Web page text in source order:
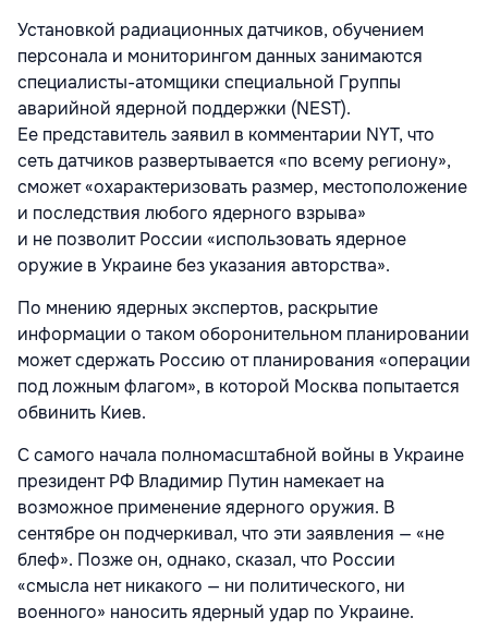
Установкой радиационных датчиков, обучением
персонала и мониторингом данных занимаются
специалисты-атомщики специальной Группы
аварийной ядерной поддержки (NEST).
Ее представитель заявил в комментарии NYT, что
сеть датчиков развертывается «по всему региону»,
сможет «охарактеризовать размер, местоположение
и последствия любого ядерного взрыва»
и не позволит России «использовать ядерное
оружие в Украине без указания авторства».
По мнению ядерных экспертов, раскрытие
информации о таком оборонительном планировании
может сдержать Россию от планирования «операции
под ложным флагом», в которой Москва попытается
обвинить Киев.
С самого начала полномасштабной войны в Украине
президент РФ Владимир Путин намекает на
возможное применение ядерного оружия. В
сентябре он подчеркивал, что эти заявления — «не
блеф». Позже он, однако, сказал, что России
«смысла нет никакого — ни политического, ни
военного» наносить ядерный удар по Украине.